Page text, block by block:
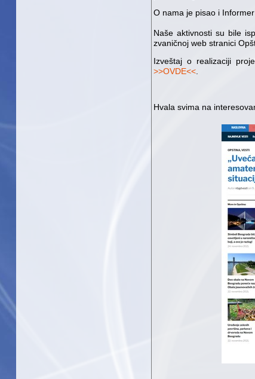
O nama je pisao i
Naše aktivnosti su bile
zvaničnoj web stranici
Izveštaj o realizaciji
>>OVDE<<.
Hvala svima na